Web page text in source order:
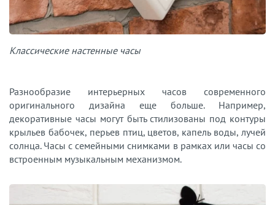
Классические настенные часы
Разнообразие интерьерных часов современного
оригинального дизайна еще больше. Например,
декоративные часы могут быть стилизованы под контуры
крыльев бабочек, перьев птиц, цветов, капель воды, лучей
солнца. Часы с семейными снимками в рамках или часы со
встроенным музыкальным механизмом.